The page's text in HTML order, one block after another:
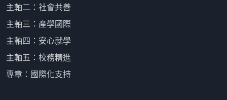
主軸二：社會共善
主軸三：產學國際
主軸四：安心就學
主軸五：校務精進
專章：國際化支持